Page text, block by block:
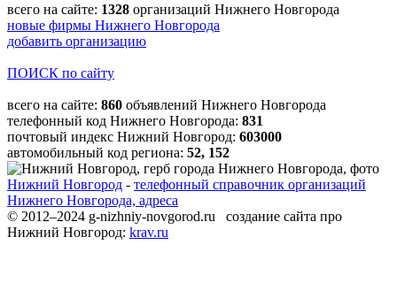
всего на сайте: 1328 организаций Нижнего Новгорода
новые фирмы Нижнего Новгорода
добавить организацию
ПОИСК по сайту
всего на сайте: 860 объявлений Нижнего Новгорода
телефонный код Нижнего Новгорода: 831
почтовый индекс Нижний Новгород: 603000
автомобильный код региона: 52, 152
Нижний Новгород - телефонный справочник организаций
Нижнего Новгорода, адреса
© 2012–2024 g-nizhniy-novgorod.ru создание сайта про
Нижний Новгород: krav.ru